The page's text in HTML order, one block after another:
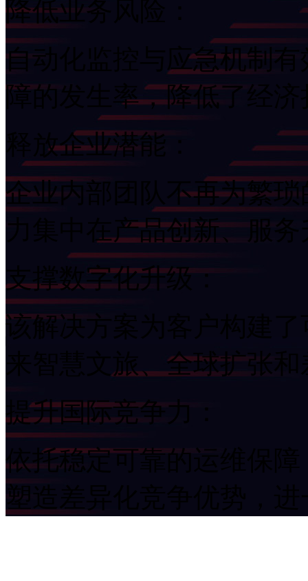
降低业务风险：
自动化监控与应急机制
障的发生率，降低了经
释放企业潜能：
企业内部团队不再为繁琐
力集中在产品创新、
支撑数字化升级：
该解决方案为客户构建了
来智慧文旅、全球扩
提升国际竞争力：
依托稳定可靠的运维保障
塑造差异化竞争优势